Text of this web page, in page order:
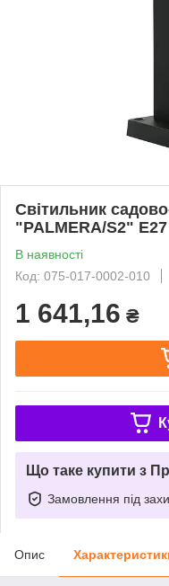
Світильник
"PALMERA/S2" Е27
В наявності
Код: 075-017-0002-010
1 641,16 ₴
Що таке купити з
Замовлення під
Опис